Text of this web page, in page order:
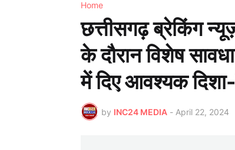
Home
छत्तीसगढ़ ब्रेकिंग
के दौरान विशेष
में दिए आवश्यक दिशा-
by INC24 MEDIA - April 22, 2024